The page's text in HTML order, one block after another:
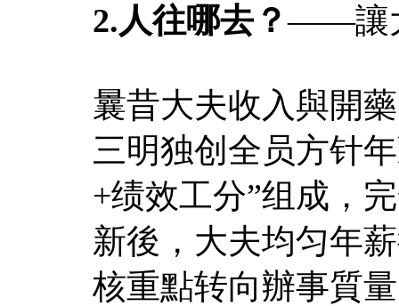
2.人往哪去？——讓
曩昔大夫收入與開
三明独创全员方针
+绩效工分”组成，
新後，大夫均匀年
核重點转向辦事質